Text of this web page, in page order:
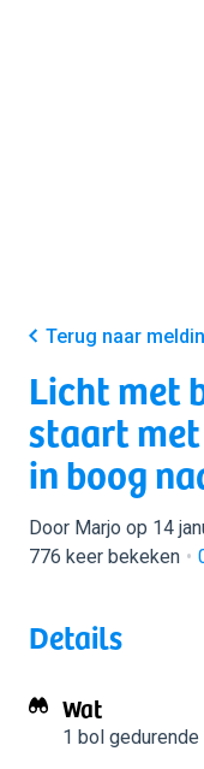
Terug naar
Licht met
staart
in boog
Door Marjo op 14
776 keer bekeken
Details
Wat
1 bol